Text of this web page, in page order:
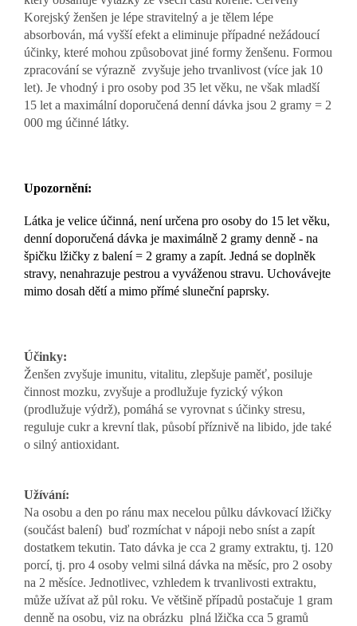
Korejský ženšen je lépe stravitelný a je tělem lépe
absorbován, má vyšší efekt a eliminuje případné nežádoucí
účinky, které mohou způsobovat jiné formy ženšenu. Formou
zpracování se výrazně zvyšuje jeho trvanlivost (více jak 10
let). Je vhodný i pro osoby pod 35 let věku, ne však mladší
15 let a maximální doporučená denní dávka jsou 2 gramy = 2
000 mg účinné látky.
Upozornění:
Látka je velice účinná, není určena pro osoby do 15 let věku,
denní doporučená dávka je maximálně 2 gramy denně - na
špičku lžičky z balení = 2 gramy a zapít. Jedná se doplněk
stravy, nenahrazuje pestrou a vyváženou stravu. Uchovávejte
mimo dosah dětí a mimo přímé sluneční paprsky.
Účinky:
Ženšen zvyšuje imunitu, vitalitu, zlepšuje paměť, posiluje
činnost mozku, zvyšuje a prodlužuje fyzický výkon
(prodlužuje výdrž), pomáhá se vyrovnat s účinky stresu,
reguluje cukr a krevní tlak, působí příznivě na libido, jde také
o silný antioxidant.
Užívání:
Na osobu a den po ránu max necelou půlku dávkovací lžičky
(součást balení) buď rozmíchat v nápoji nebo sníst a zapít
dostatkem tekutin. Tato dávka je cca 2 gramy extraktu, tj. 120
porcí, tj. pro 4 osoby velmi silná dávka na měsíc, pro 2 osoby
na 2 měsíce. Jednotlivec, vzhledem k trvanlivosti extraktu,
může užívat až půl roku. Ve většině případů postačuje 1 gram
denně na osobu, viz na obrázku plná lžička cca 5 gramů